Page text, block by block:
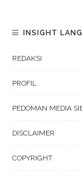
INSIGHT
REDAKSI
PROFIL
PEDOMAN MEDIA
DISCLAIMER
COPYRIGHT